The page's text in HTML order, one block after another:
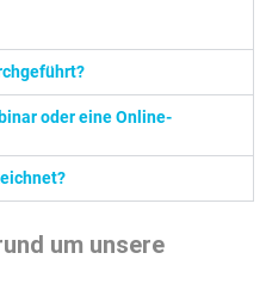
oder eine Online-
um unsere